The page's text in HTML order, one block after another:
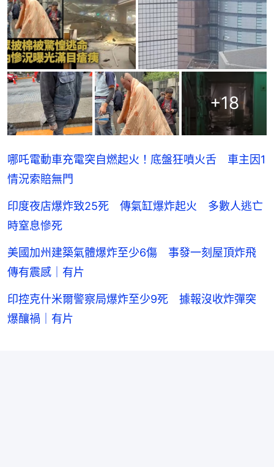
+18
哪吒電動車充電突自燃起火！底盤狂噴火舌 車主因1
情況索賠無門
印度夜店爆炸致25死 傳氣缸爆炸起火 多數人逃亡
時窒息慘死
美國加州建築氣體爆炸至少6傷 事發一刻屋頂炸飛
傳有震感｜有片
印控克什米爾警察局爆炸至少9死 據報沒收炸彈突
爆釀禍｜有片